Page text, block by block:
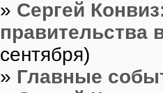
» Сергей
правительства
сентября)
» Главные